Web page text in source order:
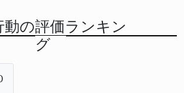
動の評価ランキン
グ